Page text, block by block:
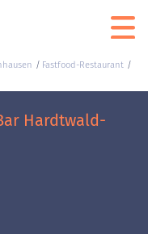
Fastfood-Restaurant
Hardtwald-